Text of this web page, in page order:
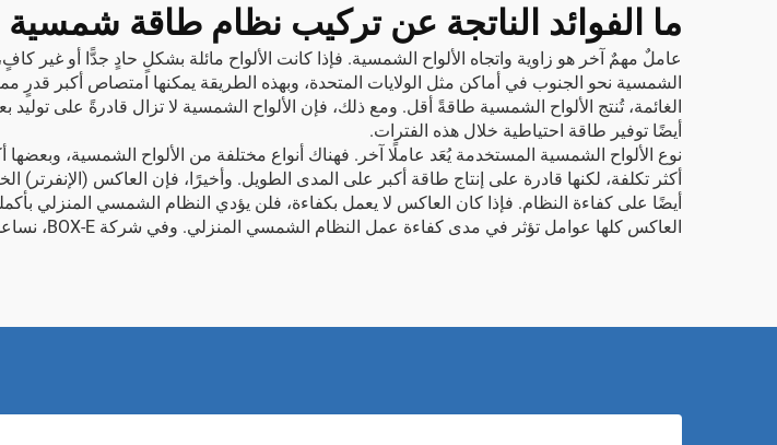
ما الفوائد الناتجة عن تركيب نظام طاقة
عاملٌ مهمٌ آخر هو زاوية واتجاه الألواح الشمسية. فإذا كانت الألواح مائلة بشكلٍ حادٍ جدًّا أو غير
الشمسية نحو الجنوب في أماكن مثل الولايات المتحدة، وبهذه الطريقة يمكنها امتصاص أكبر قدرٍ
الغائمة، تُنتج الألواح الشمسية طاقةً أقل. ومع ذلك، فإن الألواح الشمسية لا تزال قادرةً على
أيضًا توفير طاقة احتياطية خلال هذه الفترات.
نوع الألواح الشمسية المستخدمة يُعَد عاملًا آخر. فهناك أنواع مختلفة من الألواح الشمسية،
أكثر تكلفة، لكنها قادرة على إنتاج طاقة أكبر على المدى الطويل. وأخيرًا، فإن العاكس (الإنفرتر)
أيضًا على كفاءة النظام. فإذا كان العاكس لا يعمل بكفاءة، فلن يؤدي النظام الشمسي المنزلي
العاكس كلها عوامل تؤثر في مدى كفاءة عمل النظام الشمسي المنزلي. وفي شركة BOX-E، نساعدك على فهم هذه العوامل لاتخاذ أفضل خيارٍ يناسب منزلك.